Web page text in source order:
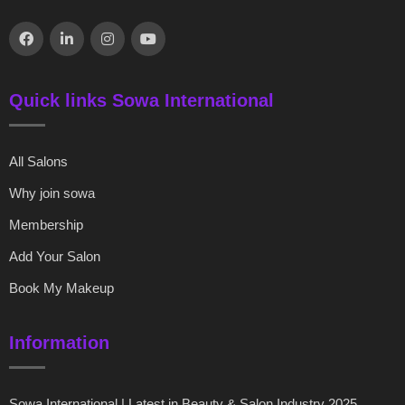
Quick links Sowa International
All Salons
Why join sowa
Membership
Add Your Salon
Book My Makeup
Information